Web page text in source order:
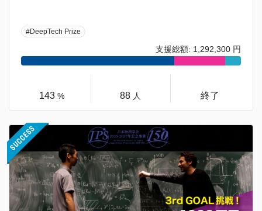
#DeepTech Prize
支援総額: 1,292,300 円
143 % 88 人 終了